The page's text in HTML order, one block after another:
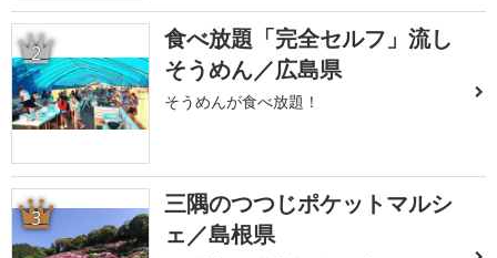
2
食べ放題「完全セルフ」流し
そうめん／広島県
そうめんが食べ放題！
3
三隅のつつじポケットマルシ
ェ／島根県